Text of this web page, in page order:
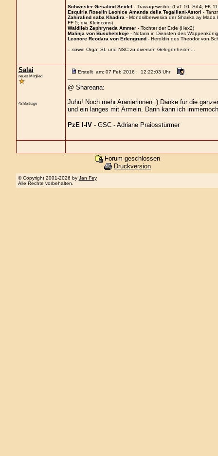
Schwester Gesalind Seidel - Traviageweihte (LvT 10; Sil 4; FK
Esquiria Roselin Leonice Amanda della Tegalliani-Astori -
Zahiralind saba Khadira - Mondsilberwesira der Sharika ay
FF 5; div. Kleincons)
Waidlieb Zephryneda Ammer- Tochter der Erde (Hex2)
Malinja von Büschelskoje- Notarin in Diensten des
Leonore Reodara von Erlengrund- Heroldin des Theodor von
...sowie Orga, SL und NSC zu diversen Gelegenheiten...
Salai
neues Mitglied
42 Beiträge
Erstellt am: 07 Feb 2016 : 12:22:03 Uhr
@ Shareana:
Juhu! Noch mehr Aranierinnen :) Danke für die
und ein langes mit Ärmeln. Dann kann ich
PzE I-IV- GSC - Adriane Praiosstürmer
Forum geschlossen
Druckversion
© Copyright 2001-2026 by Jan Fey
Alle Rechte vorbehalten.